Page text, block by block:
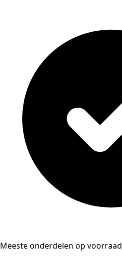
Meeste onderdelen op voorraad